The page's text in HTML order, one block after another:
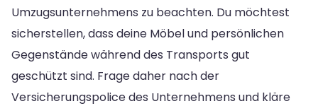
Umzugsunternehmens zu beachten. Du möchtest
sicherstellen, dass deine Möbel und persönlichen
Gegenstände während des Transports gut
geschützt sind. Frage daher nach der
Versicherungspolice des Unternehmens und kläre